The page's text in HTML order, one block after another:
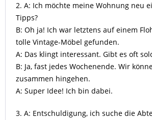
2. A: Ich möchte meine Wohnung neu
Tipps?
B: Oh ja! Ich war letztens auf einem
tolle Vintage-Möbel gefunden.
A: Das klingt interessant. Gibt es oft
B: Ja, fast jedes Wochenende. Wir
zusammen hingehen.
A: Super Idee! Ich bin dabei.
3. A: Entschuldigung, ich suche die